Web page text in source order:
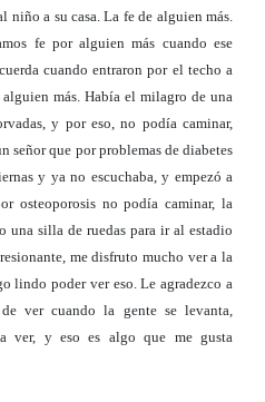
niño a su casa. La fe de alguien más.
fe por alguien más cuando ese
cuando entraron por el techo a
más. Había el milagro de una
y por eso, no podía caminar,
señor que por problemas de diabetes
y ya no escuchaba, y empezó a
osteoporosis no podía caminar, la
una silla de ruedas para ir al estadio
me disfruto mucho ver a la
lindo poder ver eso. Le agradezco a
ver cuando la gente se levanta,
ver, y eso es algo que me gusta